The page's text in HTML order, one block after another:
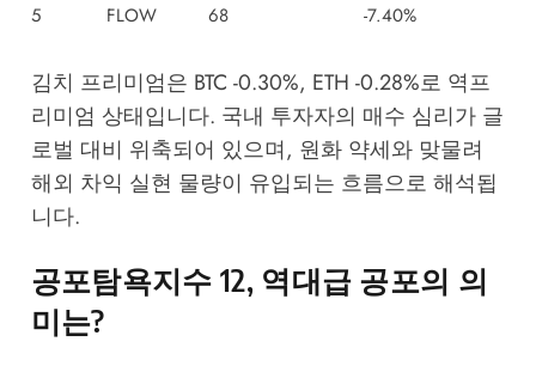
5
FLOW 68 -7.40%
김치 프리미엄은 BTC -0.30%, ETH -0.28%로 역프
리미엄 상태입니다. 국내 투자자의 매수 심리가 글
로벌 대비 위축되어 있으며, 원화 약세와 맞물려
해외 차익 실현 물량이 유입되는 흐름으로 해석됩
니다.
공포탐욕지수 12, 역대급 공포의 의
미는?